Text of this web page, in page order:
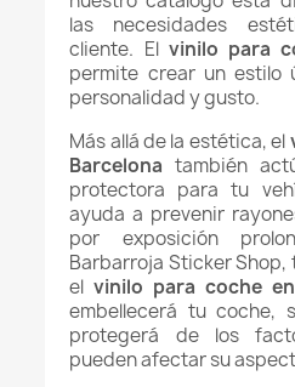
las necesidades
cliente. El vinilo para
permite crear un estilo
personalidad y gusto.
Más allá de la estética, el
Barcelona también
protectora para tu
ayuda a prevenir
por exposición
Barbarroja Sticker
elvinilo para coche
embellecerá tu coche,
protegerá de los
pueden afectar su